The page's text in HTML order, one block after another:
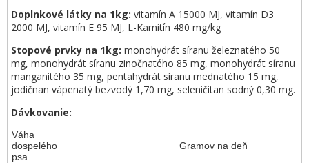
Doplnkové látky na 1kg: vitamín A 15000 MJ, vitamín D3
2000 MJ, vitamín E 95 MJ, L-Karnitín 480 mg/kg
Stopové prvky na 1kg: monohydrát síranu železnatého 50
mg, monohydrát síranu zinočnatého 85 mg, monohydrát síranu
manganitého 35 mg, pentahydrát síranu mednatého 15 mg,
jodičnan vápenatý bezvodý 1,70 mg, seleničitan sodný 0,30 mg.
Dávkovanie:
Váha
dospelého
psa
Gramov na deň